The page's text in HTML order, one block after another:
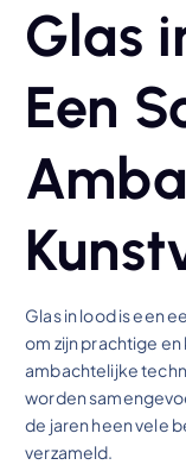
Glas
Een
Glas in lood is een
om zijn prachtige
ambachtelijke
worden
de jaren heen vele
verzameld.